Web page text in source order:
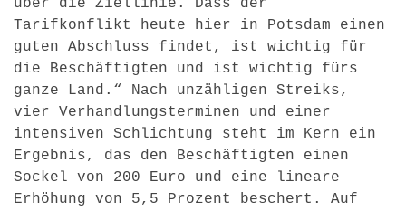
über die Ziellinie. Dass der
Tarifkonflikt heute hier in Potsdam einen
guten Abschluss findet, ist wichtig für
die Beschäftigten und ist wichtig fürs
ganze Land.“ Nach unzähligen Streiks,
vier Verhandlungsterminen und einer
intensiven Schlichtung steht im Kern ein
Ergebnis, das den Beschäftigten einen
Sockel von 200 Euro und eine lineare
Erhöhung von 5,5 Prozent beschert. Auf